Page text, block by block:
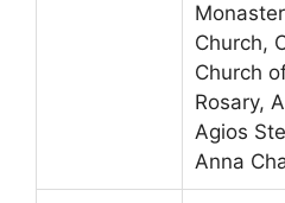
Church,
Church
Rosary,
Agios
Anna